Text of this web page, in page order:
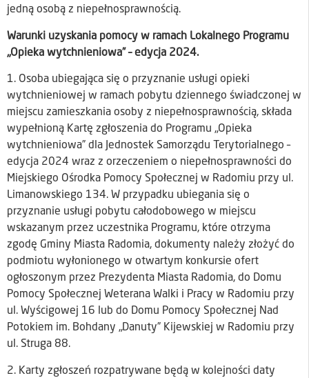
jedną osobą z niepełnosprawnością.
Warunki uzyskania pomocy w ramach Lokalnego Programu
„Opieka wytchnieniowa” – edycja 2024.
1. Osoba ubiegająca się o przyznanie usługi opieki
wytchnieniowej w ramach pobytu dziennego świadczonej w
miejscu zamieszkania osoby z niepełnosprawnością, składa
wypełnioną Kartę zgłoszenia do Programu „Opieka
wytchnieniowa” dla Jednostek Samorządu Terytorialnego –
edycja 2024 wraz z orzeczeniem o niepełnosprawności do
Miejskiego Ośrodka Pomocy Społecznej w Radomiu przy ul.
Limanowskiego 134. W przypadku ubiegania się o
przyznanie usługi pobytu całodobowego w miejscu
wskazanym przez uczestnika Programu, które otrzyma
zgodę Gminy Miasta Radomia, dokumenty należy złożyć do
podmiotu wyłonionego w otwartym konkursie ofert
ogłoszonym przez Prezydenta Miasta Radomia, do Domu
Pomocy Społecznej Weterana Walki i Pracy w Radomiu przy
ul. Wyścigowej 16 lub do Domu Pomocy Społecznej Nad
Potokiem im. Bohdany „Danuty” Kijewskiej w Radomiu przy
ul. Struga 88.
2. Karty zgłoszeń rozpatrywane będą w kolejności daty